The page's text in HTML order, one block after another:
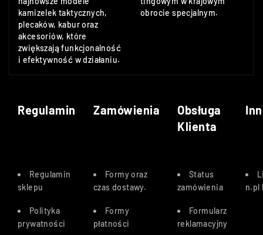
kamizelek taktycznych,
plecaków, kabur oraz
akcesoriów, które
zwiększają funkcjonalność
i efektywność w działaniu.
obrocie specjalnym.
Regulamin Zamówienia
Obsługa
Klienta
Regulamin
sklepu
Polityka
prywatności
Formy oraz
czas dostawy.
Formy
płatności
Status
zamówienia
Formularz
reklamacyjny
n.pl